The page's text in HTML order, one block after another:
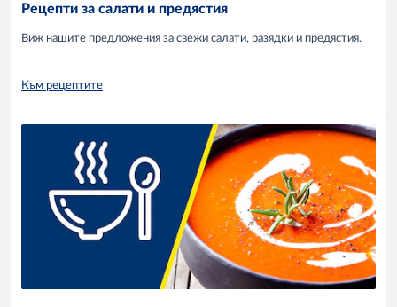
Рецепти за салати и предястия
Виж нашите предложения за свежи салати, разядки и предястия.
Към рецептите